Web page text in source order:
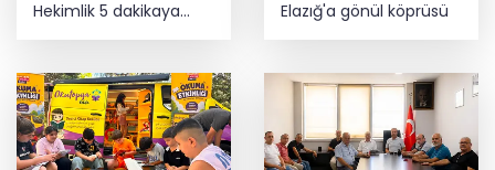
Hekimlik 5 dakikaya
sığmaz
Elazığ'a gönül köprüsü